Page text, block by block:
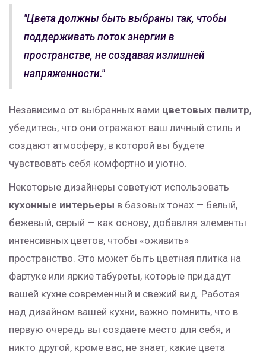
"Цвета должны быть выбраны так, чтобы
поддерживать поток энергии в
пространстве, не создавая излишней
напряженности."
Независимо от выбранных вами цветовых палитр,
убедитесь, что они отражают ваш личный стиль и
создают атмосферу, в которой вы будете
чувствовать себя комфортно и уютно.
Некоторые дизайнеры советуют использовать
кухонные интерьеры в базовых тонах — белый,
бежевый, серый — как основу, добавляя элементы
интенсивных цветов, чтобы «оживить»
пространство. Это может быть цветная плитка на
фартуке или яркие табуреты, которые придадут
вашей кухне современный и свежий вид. Работая
над дизайном вашей кухни, важно помнить, что в
первую очередь вы создаете место для себя, и
никто другой, кроме вас, не знает, какие цвета